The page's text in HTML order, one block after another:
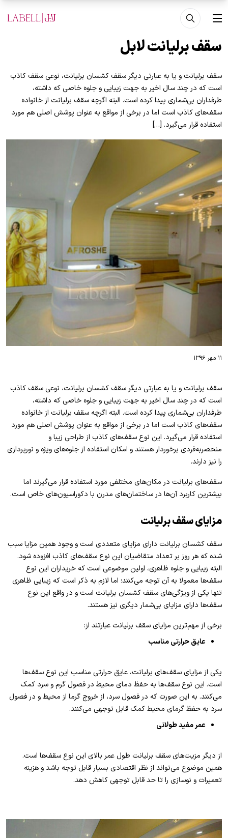
رفتن به محتوای اصلی
منو
سقف برلیانت لابل
سقف برلیانت و یا به عبارتی دیگر سقف کشسان برلیانت، نوعی سقف کاذب
است که در چند سال اخیر به جهت زیبایی و جلوه خاصی که داشته،
طرفداران بی‌شماری پیدا کرده است. البته اگرچه سقف برلیانت از خانواده
سقف‌های کاذب است اما در برخی از مواقع به عنوان پوشش اصلی هم مورد
استفاده قرار می‌گیرد. […]
۱۱ مهر ۱۳۹۶
سقف برلیانت و یا به عبارتی دیگر سقف کشسان برلیانت، نوعی سقف کاذب
است که در چند سال اخیر به جهت زیبایی و جلوه خاصی که داشته،
طرفداران بی‌شماری پیدا کرده است. البته اگرچه سقف برلیانت از خانواده
سقف‌های کاذب است اما در برخی از مواقع به عنوان پوشش اصلی هم مورد
استفاده قرار می‌گیرد. این نوع سقف‌های کاذب از طراحی زیبا و
منحصربه‌فردی برخوردار هستند و امکان استفاده از جلوه‌های ویژه و نورپردازی
را نیز دارند.
سقف‌های برلیانت در مکان‌های مختلفی مورد استفاده قرار می‌گیرند اما
بیشترین کاربرد آن‌ها در ساختمان‌های مدرن با دکوراسیون‌های خاص است.
مزایای سقف برلیانت
سقف کشسان برلیانت دارای مزایای متعددی است و وجود همین مزایا سبب
شده که هر روز بر تعداد متقاضیان این نوع سقف‌های کاذب افزوده شود.
البته زیبایی و جلوه ظاهری، اولین موضوعی است که خریداران این نوع
سقف‌ها معمولا به آن توجه می‌کنند؛ اما لازم به ذکر است که زیبایی ظاهری
تنها یکی از ویژگی‌های سقف کشسان برلیانت است و در واقع این نوع
سقف‌ها دارای مزایای بی‌شمار دیگری نیز هستند.
برخی از مهم‌ترین مزایای سقف برلیانت عبارتند از:
عایق حرارتی مناسب
یکی از مزایای سقف‌های برلیانت، عایق حرارتی مناسب این نوع سقف‌ها
است. این نوع سقف‌ها به حفظ دمای محیط در فصول گرم و سرد کمک
می‌کنند. به این صورت که در فصول سرد، از خروج گرما از محیط و در فصول
سرد به حفظ گرمای محیط کمک قابل توجهی می‌کنند.
عمر مفید طولانی
از دیگر مزیت‌های سقف برلیانت طول عمر بالای این نوع سقف‌ها است.
همین موضوع می‌تواند از نظر اقتصادی بسیار قابل توجه باشد و هزینه
تعمیرات و نوسازی را تا حد قابل توجهی کاهش دهد.